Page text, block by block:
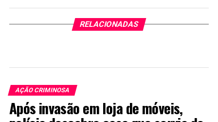
RELACIONADAS
AÇÃO CRIMINOSA
Após invasão em loja de móveis,